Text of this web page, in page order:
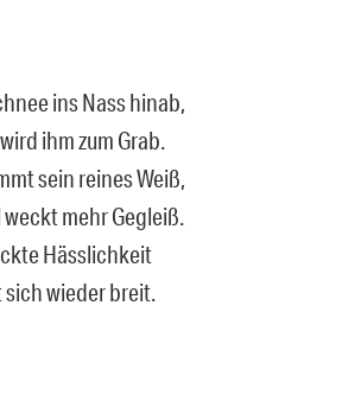
ins Nass hinab,
ihm zum Grab.
sein reines Weiß,
mehr Gegleiß.
Hässlichkeit
wieder breit.